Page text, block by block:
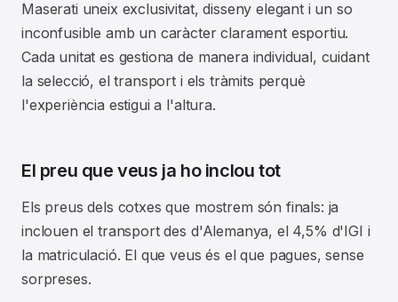
Maserati uneix exclusivitat, disseny elegant i un so
inconfusible amb un caràcter clarament esportiu.
Cada unitat es gestiona de manera individual, cuidant
la selecció, el transport i els tràmits perquè
l'experiència estigui a l'altura.
El preu que veus ja ho inclou tot
Els preus dels cotxes que mostrem són finals: ja
inclouen el transport des d'Alemanya, el 4,5% d'IGI i
la matriculació. El que veus és el que pagues, sense
sorpreses.